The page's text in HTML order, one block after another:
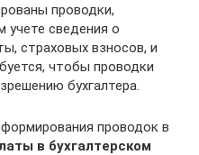
проводки,
учете сведения о
страховых взносов, и
чтобы проводки
бухгалтера.
проводок в
в бухгалтерском